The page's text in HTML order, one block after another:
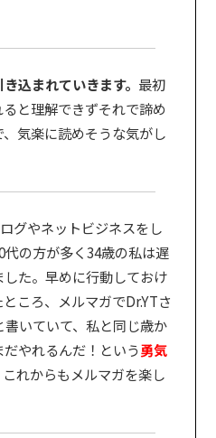
込まれていきます。 最初
と理解できずそれで諦め
気楽に読めそうな気がし
グやネットビジネスをし
の方が多く34歳の私は遅
た。早めに行動しておけ
ころ、メルマガでDr.YTさ
いていて、私と同じ歳か
やれるんだ！という勇気
れからもメルマガを楽し